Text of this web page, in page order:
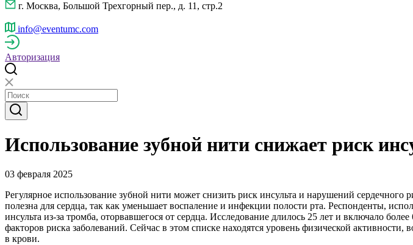
г. Москва, Большой Трехгорный пер., д. 11, стр.2
info@eventumc.com
Авторизация
Использование зубной нити снижает риск
03 февраля 2025
Регулярное использование зубной нити может снизить риск инсульта и нарушений
полезна для сердца, так как уменьшает воспаление и инфекции полости рта. Респонденты,
инсульта из-за тромба, оторвавшегося от сердца. Исследование длилось 25 лет и включало
факторов риска заболеваний. Сейчас в этом списке находятся уровень физической
в крови.